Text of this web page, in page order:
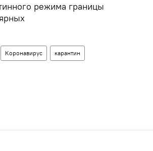
режима границы
Коронавирус карантин